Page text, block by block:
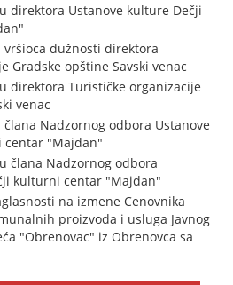
direktora Ustanove kulture Dečji
vršioca dužnosti direktora
Gradske opštine Savski venac
direktora Turističke organizacije
venac
Nadzornog odbora Ustanove
"Majdan"
člana Nadzornog odbora
kulturni centar "Majdan"
na izmene Cenovnika
proizvoda i usluga Javnog
"Obrenovac" iz Obrenovca sa